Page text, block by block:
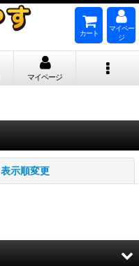
カート
マイペー
ジ
マイページ
表示順変更